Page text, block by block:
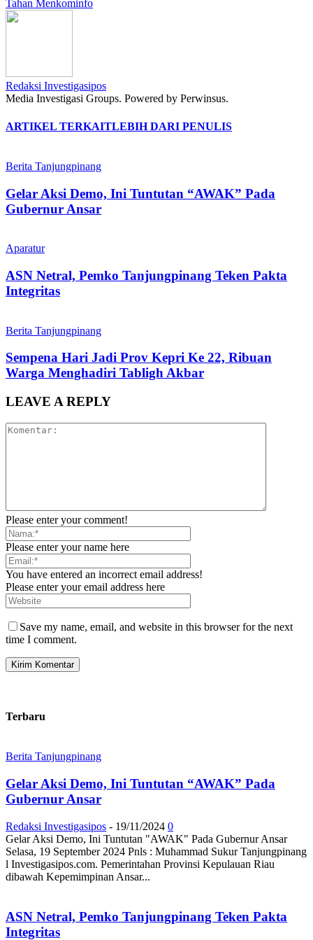
Tahan Menkominfo
Redaksi Investigasipos
Media Investigasi Groups. Powered by Perwinsus.
ARTIKEL TERKAITLEBIH DARI PENULIS
Berita Tanjungpinang
Gelar Aksi Demo, Ini Tuntutan “AWAK” Pada
Gubernur Ansar
Aparatur
ASN Netral, Pemko Tanjungpinang Teken Pakta
Integritas
Berita Tanjungpinang
Sempena Hari Jadi Prov Kepri Ke 22, Ribuan
Warga Menghadiri Tabligh Akbar
LEAVE A REPLY
Please enter your comment!
Please enter your name here
You have entered an incorrect email address!
Please enter your email address here
Save my name, email, and website in this browser for the next
time I comment.
Terbaru
Berita Tanjungpinang
Gelar Aksi Demo, Ini Tuntutan “AWAK” Pada
Gubernur Ansar
Redaksi Investigasipos - 19/11/2024 0
Gelar Aksi Demo, Ini Tuntutan "AWAK" Pada Gubernur Ansar
Selasa, 19 September 2024 Pnls : Muhammad Sukur Tanjungpinang
l Investigasipos.com. Pemerintahan Provinsi Kepulauan Riau
dibawah Kepemimpinan Ansar...
ASN Netral, Pemko Tanjungpinang Teken Pakta
Integritas